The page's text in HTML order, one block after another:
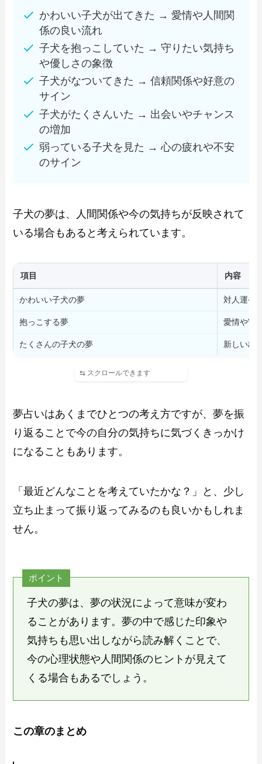
かわいい子犬が出てきた → 愛情や人間関
係の良い流れ
子犬を抱っこしていた → 守りたい気持ち
や優しさの象徴
子犬がなついてきた → 信頼関係や好意の
サイン
子犬がたくさんいた → 出会いやチャンス
の増加
弱っている子犬を見た → 心の疲れや不安
のサイン
子犬の夢は、人間関係や今の気持ちが反映されて
いる場合もあると考えられています。
項目 内容
かわいい子犬の夢 対人運や
抱っこする夢 愛情や守
たくさんの子犬の夢 新しい出
夢占いはあくまでひとつの考え方ですが、夢を振
り返ることで今の自分の気持ちに気づくきっかけ
になることもあります。
「最近どんなことを考えていたかな？」と、少し
立ち止まって振り返ってみるのも良いかもしれま
せん。
ポイント
子犬の夢は、夢の状況によって意味が変わ
ることがあります。夢の中で感じた印象や
気持ちも思い出しながら読み解くことで、
今の心理状態や人間関係のヒントが見えて
くる場合もあるでしょう。
この章のまとめ